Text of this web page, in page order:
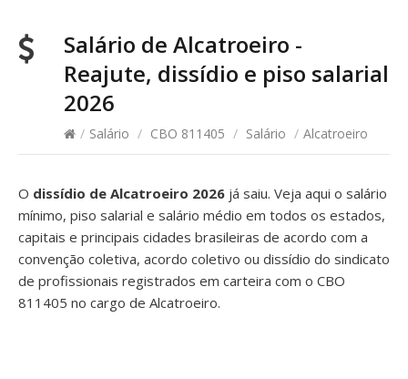
Salário de Alcatroeiro -
Reajute, dissídio e piso salarial
2026
/ Salário / CBO 811405 / Salário / Alcatroeiro
O dissídio de Alcatroeiro 2026 já saiu. Veja aqui o salário
mínimo, piso salarial e salário médio em todos os estados,
capitais e principais cidades brasileiras de acordo com a
convenção coletiva, acordo coletivo ou dissídio do sindicato
de profissionais registrados em carteira com o CBO
811405 no cargo de Alcatroeiro.